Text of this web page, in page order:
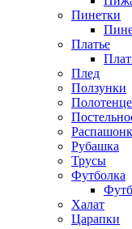
Пинетки
Платье
Плед
Ползунки
Полотенце
Рубашка
Трусы
Футболка
Халат
Царапки